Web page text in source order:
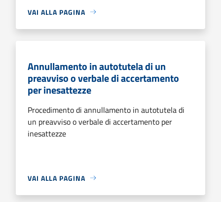
VAI ALLA PAGINA
Annullamento in autotutela di un
preavviso o verbale di accertamento
per inesattezze
Procedimento di annullamento in autotutela di
un preavviso o verbale di accertamento per
inesattezze
VAI ALLA PAGINA